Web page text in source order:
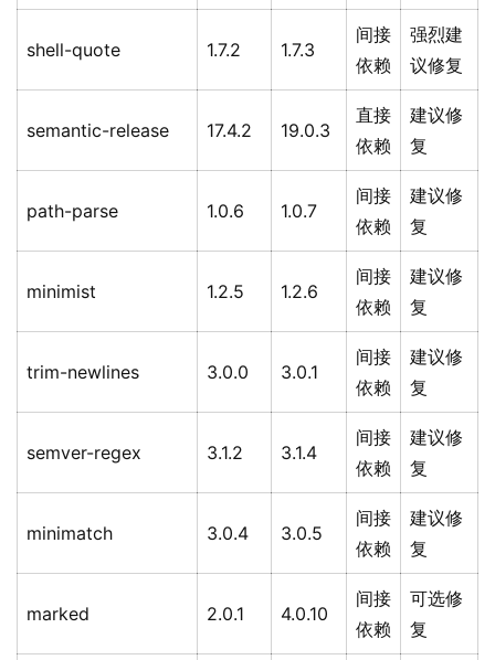
shell-quote 1.7.2 1.7.3
间接
依赖
强烈建
议修复
semantic-release 17.4.2 19.0.3
直接
依赖
建议修
复
path-parse 1.0.6 1.0.7
间接
依赖
建议修
复
minimist 1.2.5 1.2.6
间接
依赖
建议修
复
trim-newlines 3.0.0 3.0.1
间接
依赖
建议修
复
semver-regex 3.1.2 3.1.4
间接
依赖
建议修
复
minimatch 3.0.4 3.0.5
间接
依赖
建议修
复
marked 2.0.1 4.0.10
间接
依赖
可选修
复